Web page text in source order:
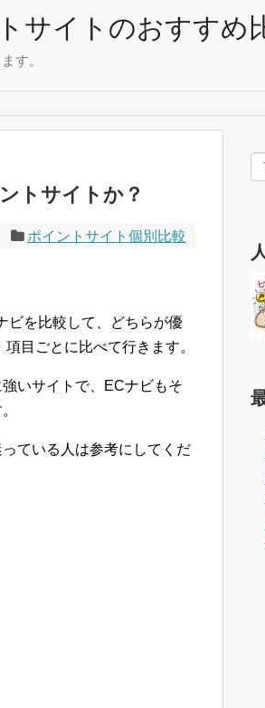
サイトのおすすめ
す。
トサイトか？
ポイントサイト個別比較
ビを比較して、どちらが優
目ごとに比べて行きます。
いサイトで、ECナビもそ
ている人は参考にしてくだ